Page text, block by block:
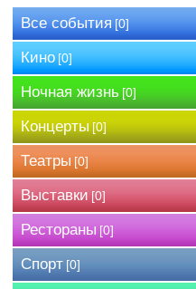
Все события[0]
Кино[0]
Ночная жизнь [0]
Концерты [0]
Театры [0]
Выставки [0]
Рестораны [0]
Спорт [0]